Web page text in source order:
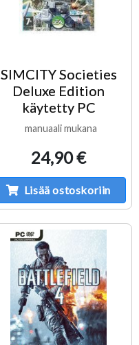
SIMCITY Societies
Deluxe Edition
käytetty PC
manuaali mukana
24,90 €
Lisää ostoskoriin